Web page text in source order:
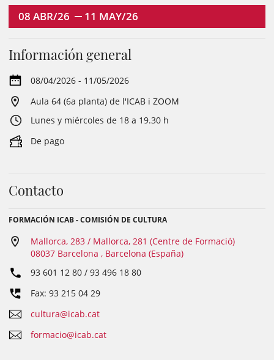
08 ABR/26 11 MAY/26
Información general
08/04/2026 - 11/05/2026
Aula 64 (6a planta) de l'ICAB i ZOOM
Lunes y miércoles de 18 a 19.30 h
De pago
Contacto
FORMACIÓN ICAB - COMISIÓN DE CULTURA
Mallorca, 283 / Mallorca, 281 (Centre de Formació)
08037 Barcelona , Barcelona (España)
93 601 12 80 / 93 496 18 80
Fax: 93 215 04 29
cultura@icab.cat
formacio@icab.cat